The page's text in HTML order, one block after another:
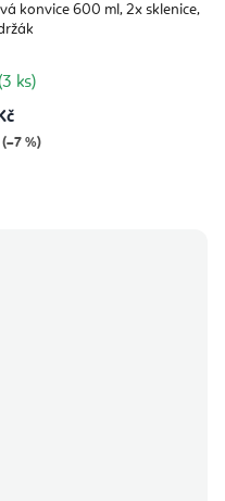
konvice 600 ml, 2x sklenice,
(3 ks)
(–7 %)